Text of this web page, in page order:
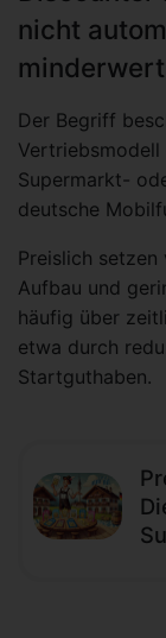
nicht
Der Begriff
Supermarkt-
deutsche
Preislich
Aufbau und
häufig über
etwa durch
Startguthaben.